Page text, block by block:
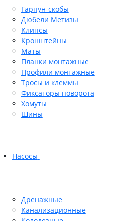
Гарпун-скобы
Дюбели Метизы
Клипсы
Кронштейны
Маты
Планки монтажные
Профили монтажные
Тросы и клеммы
Фиксаторы поворота
Хомуты
Шины
Насосы
Дренажные
Канализационные